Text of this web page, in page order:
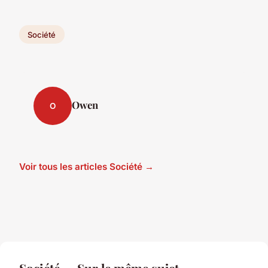
Société
O Owen
Voir tous les articles Société →